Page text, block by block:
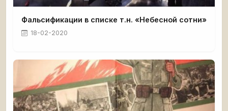
Фальсификации в списке т.н. «Небесной сотни»
18-02-2020